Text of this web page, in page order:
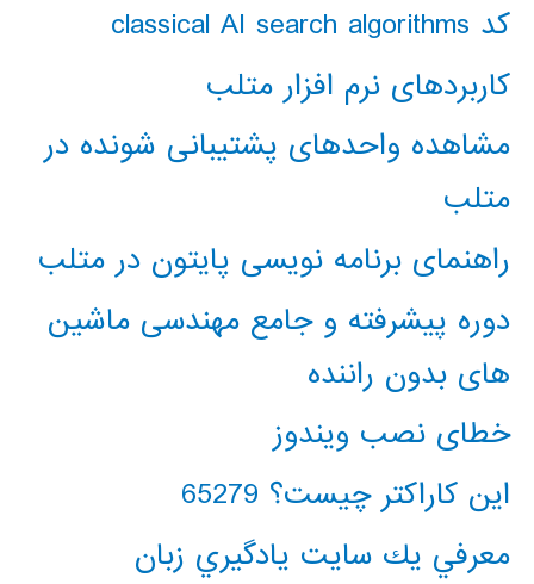
کد classical AI search algorithms
کاربردهای نرم افزار متلب
مشاهده واحدهای پشتیبانی شونده در
متلب
راهنمای برنامه نویسی پایتون در متلب
دوره پیشرفته و جامع مهندسی ماشین
های بدون راننده
خطای نصب ویندوز
این کاراکتر چیست؟ 65279
معرفي يك سايت يادگيري زبان